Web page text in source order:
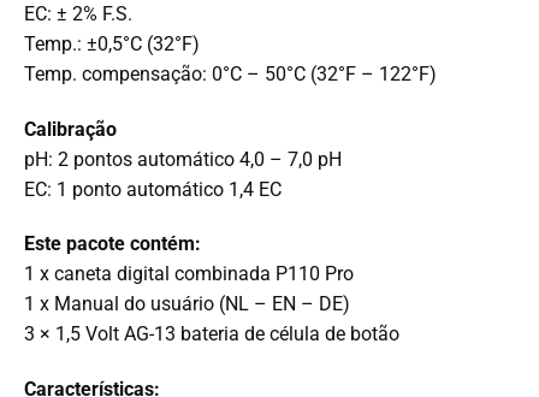
EC: ± 2% F.S.
Temp.: ±0,5°C (32°F)
Temp. compensação: 0°C – 50°C (32°F – 122°F)
Calibração
pH: 2 pontos automático 4,0 – 7,0 pH
EC: 1 ponto automático 1,4 EC
Este pacote contém:
1 x caneta digital combinada P110 Pro
1 x Manual do usuário (NL – EN – DE)
3 × 1,5 Volt AG-13 bateria de célula de botão
Características: